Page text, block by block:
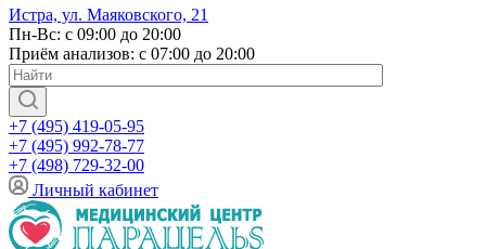
Истра, ул. Маяковского, 21
Пн-Вс: с 09:00 до 20:00
Приём анализов: с 07:00 до 20:00
+7 (495) 419-05-95
+7 (495) 992-78-77
+7 (498) 729-32-00
Личный кабинет